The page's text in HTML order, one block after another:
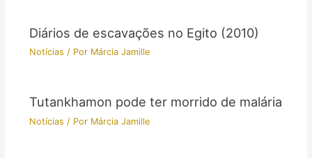
Diários de escavações no Egito (2010)
Notícias / Por Márcia Jamille
Tutankhamon pode ter morrido de malária
Notícias / Por Márcia Jamille